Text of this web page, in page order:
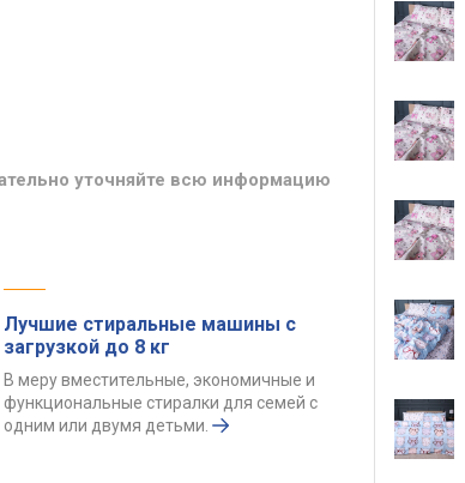
уточняйте всю информацию
Лучшие стиральные машины с
загрузкой до 8 кг
В меру вместительные, экономичные и
функциональные стиралки для семей с
одним или двумя детьми.